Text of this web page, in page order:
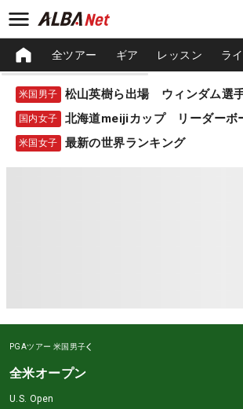
全ツアー ギア レッスン ラ
米国男子
国内女子 北海道meijiカップ リーダーボ
米国女子 最新の世界ランキング
PGAツアー 米国男子
全米オープン
U.S. Open